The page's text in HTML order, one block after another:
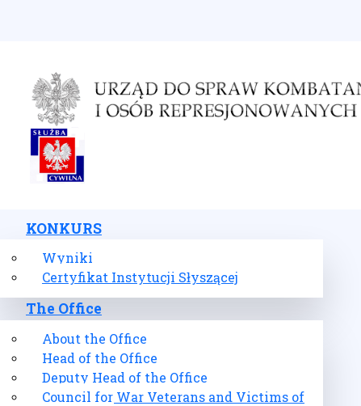
KONKURS
Wyniki
Certyfikat Instytucji Słyszącej
The Office
About the Office
Head of the Office
Deputy Head of the Office
Council for War Veterans and Victims of